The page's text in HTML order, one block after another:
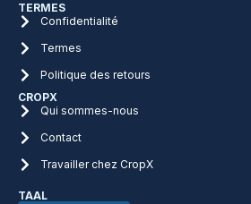
TERMES
Confidentialité
Termes
Politique des retours
CROPX
Qui sommes-nous
Contact
Travailler chez CropX
TAAL